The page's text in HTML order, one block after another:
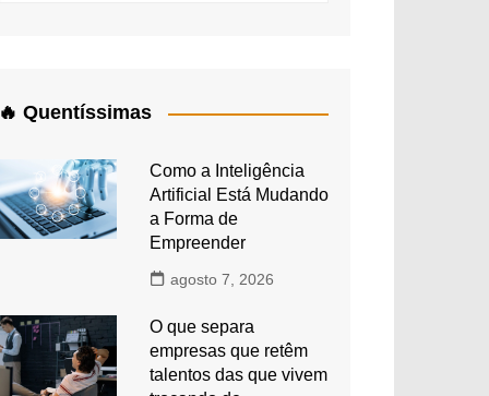
🔥 Quentíssimas
Como a Inteligência
Artificial Está Mudando
a Forma de
Empreender
agosto 7, 2026
O que separa
empresas que retêm
talentos das que vivem